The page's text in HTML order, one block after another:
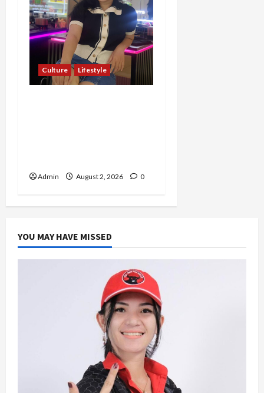
Culture Lifestyle
Admin August 2, 2026 0
YOU MAY HAVE MISSED